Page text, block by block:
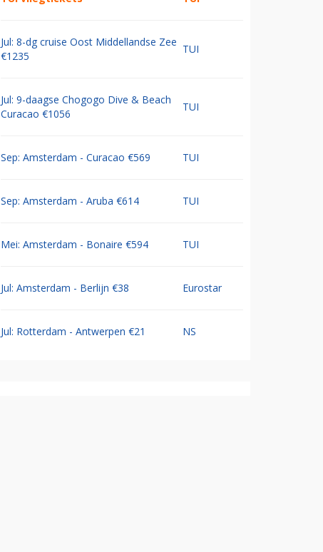
Jul: 8-dg cruise Oost Middellandse Zee
€1235
TUI
Jul: 9-daagse Chogogo Dive & Beach
Curacao €1056
TUI
Sep: Amsterdam - Curacao €569 TUI
Sep: Amsterdam - Aruba €614 TUI
Mei: Amsterdam - Bonaire €594 TUI
Jul: Amsterdam - Berlijn €38 Eurostar
Jul: Rotterdam - Antwerpen €21 NS